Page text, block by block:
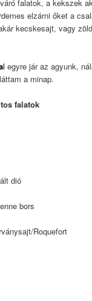
falatok, a kekszek
elzárni őket a
kecskesajt, vagy
l egyre jár az agyunk,
láttam a minap.
falatok
dió
bors
Roquefort